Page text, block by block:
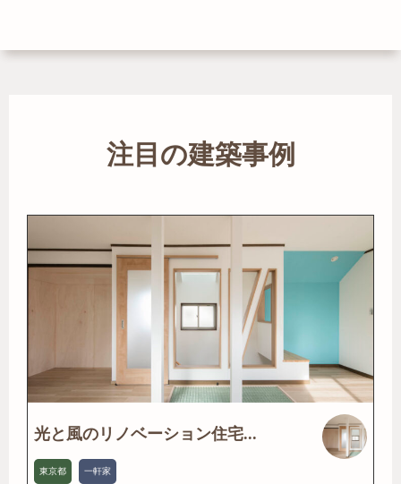
注目の建築事例
光と風のリノベーション住宅...
東京都 一軒家